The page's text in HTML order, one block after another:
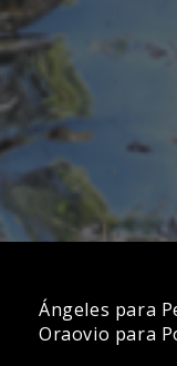
Ángeles para
Oraovio para